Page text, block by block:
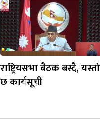
राष्ट्रियसभा बैठक बस्दै, यस्तो
छ कार्यसूची